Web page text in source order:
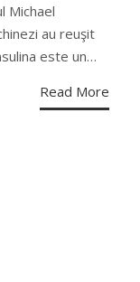
Michael
au reuşit
este un…
Read More